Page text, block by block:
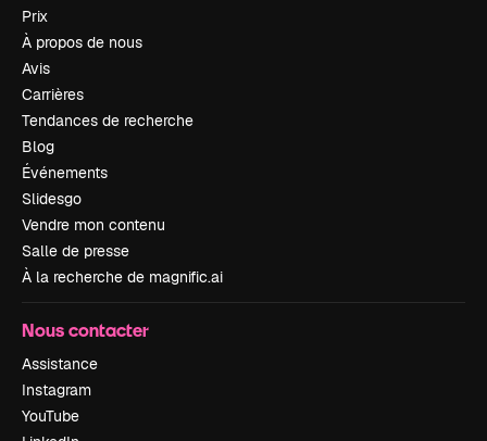
Prix
À propos de nous
Avis
Carrières
Tendances de recherche
Blog
Événements
Slidesgo
Vendre mon contenu
Salle de presse
À la recherche de magnific.ai
Nous contacter
Assistance
Instagram
YouTube